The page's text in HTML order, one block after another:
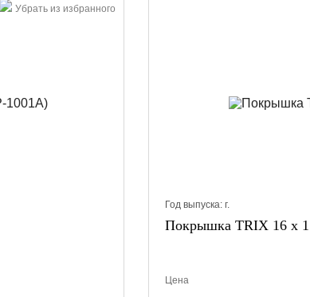
Убрать из избранного
Год выпуска: г.
Покрышка TRIX 16 x
Цена